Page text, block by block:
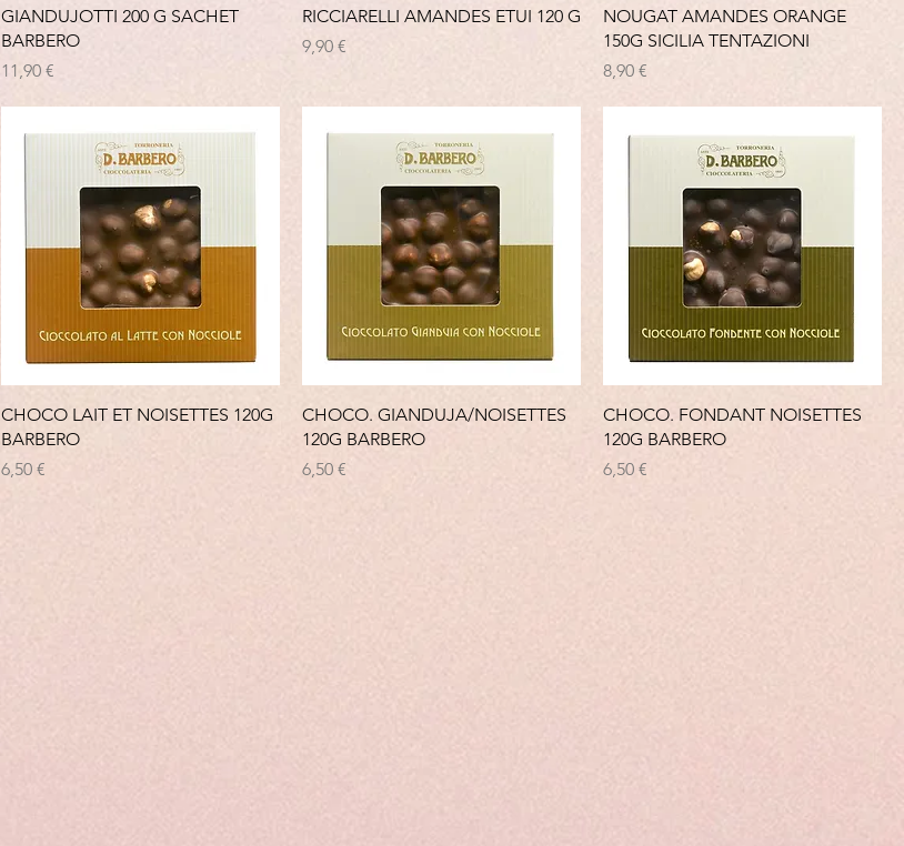
GIANDUJOTTI 200 G SACHET
BARBERO
Prix
11,90 €
RICCIARELLI AMANDES ETUI 120 G
Prix
9,90 €
NOUGAT AMANDES ORANGE
150G SICILIA TENTAZIONI
Prix
8,90 €
CHOCO LAIT ET NOISETTES 120G
BARBERO
Prix
6,50 €
CHOCO. GIANDUJA/NOISETTES
120G BARBERO
Prix
6,50 €
CHOCO. FONDANT NOISETTES
120G BARBERO
Prix
6,50 €